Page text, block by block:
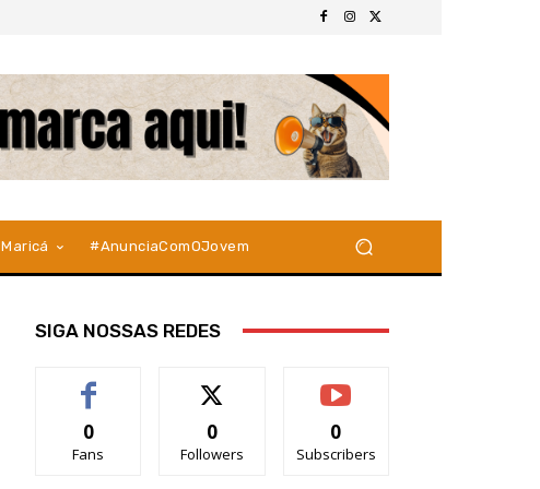
Maricá #AnunciaComOJovem
SIGA NOSSAS REDES
0
Fans
0
Followers
0
Subscribers